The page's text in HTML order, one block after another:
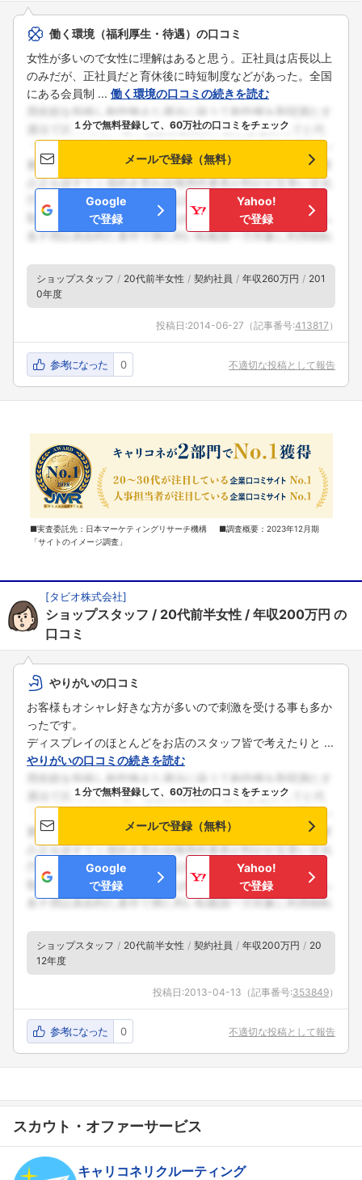
働く環境（福利厚生・待遇）の口コミ
女性が多いので女性に理解はあると思う。正社員は店長以上
のみだが、正社員だと育休後に時短制度などがあった。全国
にある会員制 ... 働く環境の口コミの続きを読む
１分で無料登録して、60万社の口コミをチェック
メールで登録（無料）
Google
で登録
Yahoo!
で登録
ショップスタッフ 20代前半女性 契約社員 年収260万円
201
0年度
投稿日:2014-06-27 （記事番号:413817 ）
参考になった 0 不適切な投稿として報告
■実査委託先：日本マーケティングリサーチ機構 ■調査概要：2023年12月期
「サイトのイメージ調査」
[タビオ株式会社]
ショップスタッフ 20代前半女性 年収200万円 の
口コミ
やりがいの口コミ
お客様もオシャレ好きな方が多いので刺激を受ける事も多か
ったです。
ディスプレイのほとんどをお店のスタッフ皆で考えたりと ...
やりがいの口コミの続きを読む
１分で無料登録して、60万社の口コミをチェック
メールで登録（無料）
Google
で登録
Yahoo!
で登録
ショップスタッフ 20代前半女性 契約社員 年収200万円
20
12年度
投稿日:2013-04-13 （記事番号:353849）
参考になった 0 不適切な投稿として報告
スカウト・オファーサービス
キャリコネリクルーティング